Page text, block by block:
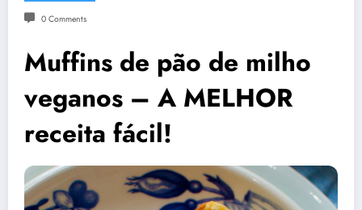
0 Comments
Muffins de pão de milho
veganos – A MELHOR
receita fácil!